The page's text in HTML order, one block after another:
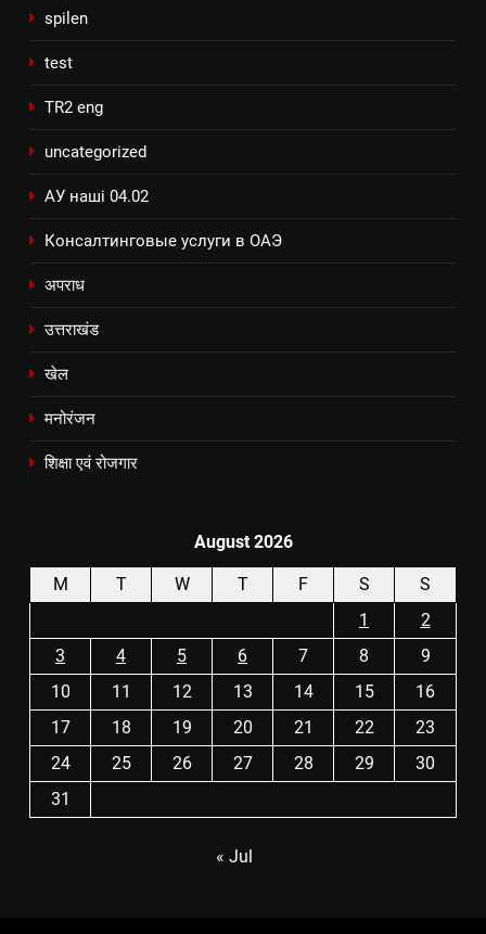
spilen
test
TR2 eng
uncategorized
АУ наші 04.02
Консалтинговые услуги в ОАЭ
अपराध
उत्तराखंड
खेल
मनोरंजन
शिक्षा एवं रोजगार
August 2026
M T W T F S
S
1
2
3
4 5 6 7 8
9
10
11 12 13 14 15
16
17
18 19 20 21 22
23
24
25 26 27 28 29
30
31
« Jul